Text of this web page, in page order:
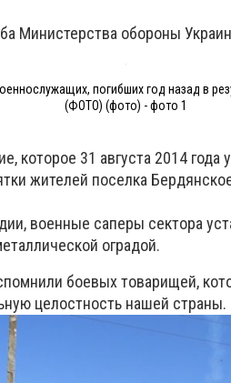
Министерства обороны
погибших год назад в
(ФОТО) (фото) - фото 1
которое 31 августа 2014
жителей поселка
военные саперы сектора
оградой.
боевых товарищей,
целостность нашей страны.